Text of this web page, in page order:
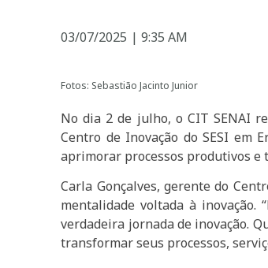
03/07/2025 | 9:35 AM
Fotos: Sebastião Jacinto Junior
No dia 2 de julho, o CIT SENAI
Centro de Inovação do SESI em
aprimorar processos produtivos e
Carla Gonçalves, gerente do
mentalidade voltada à
verdadeira jornada de inovação.
transformar seus processos,